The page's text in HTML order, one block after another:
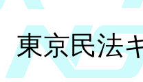
東京民法